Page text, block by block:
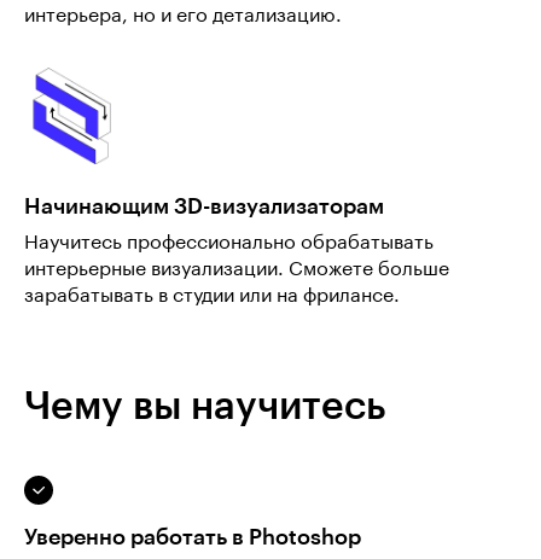
интерьера, но и его детализацию.
Начинающим 3D-визуализаторам
Научитесь профессионально обрабатывать
интерьерные визуализации. Сможете больше
зарабатывать в студии или на фрилансе.
Чему вы научитесь
Уверенно работать в Photoshop